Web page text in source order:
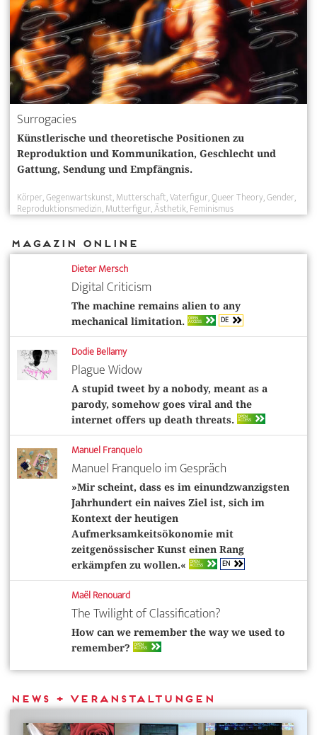
Surrogacies
Künstlerische und theoretische Positionen zu
Reproduktion und Kommunikation, Geschlecht und
Gattung, Sendung und Empfängnis.
Körper Gegenwartskunst Mutterschaft Vaterfigur Queer Theory Gender
Reproduktionsmedizin Mutterfigur Ästhetik Feminismus
Magazin Online
Dieter Mersch
Digital Criticism
The machine remains alien to any
mechanical limitation. OPEN
ACCESS DE
Dodie Bellamy
Plague Widow
A stupid tweet by a nobody, meant as a
parody, somehow goes viral and the
internet offers up death threats. OPEN
ACCESS
Manuel Franquelo
Manuel Franquelo im Gespräch
»Mir scheint, dass es im einundzwanzigsten
Jahrhundert ein naives Ziel ist, sich im
Kontext der heutigen
Aufmerksamkeitsökonomie mit
zeitgenössischer Kunst einen Rang
erkämpfen zu wollen.«
OPEN
ACCESS EN
Maël Renouard
The Twilight of Classi­fication?
How can we remember the way we used to
remember?
OPEN
ACCESS
News + Veranstaltungen